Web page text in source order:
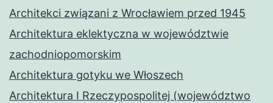
Architekci związani z Wrocławiem przed 1945
Architektura eklektyczna w województwie
zachodniopomorskim
Architektura gotyku we Włoszech
Architektura I Rzeczypospolitej (województwo